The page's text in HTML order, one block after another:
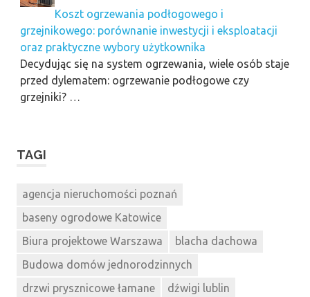
Koszt ogrzewania podłogowego i
grzejnikowego: porównanie inwestycji i eksploatacji
oraz praktyczne wybory użytkownika
Decydując się na system ogrzewania, wiele osób staje
przed dylematem: ogrzewanie podłogowe czy
grzejniki? …
TAGI
agencja nieruchomości poznań
baseny ogrodowe Katowice
Biura projektowe Warszawa
blacha dachowa
Budowa domów jednorodzinnych
drzwi prysznicowe łamane
dźwigi lublin